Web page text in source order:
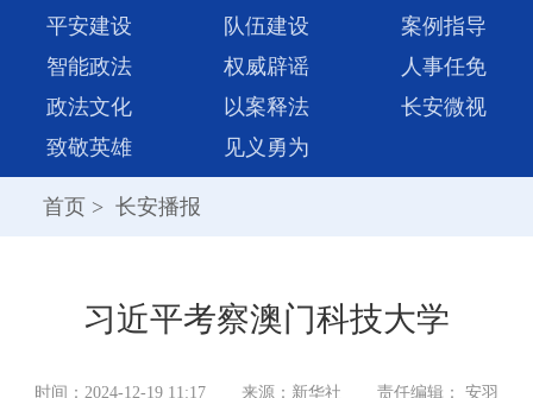
平安建设
队伍建设
案例指导
智能政法
权威辟谣
人事任免
政法文化
以案释法
长安微视
致敬英雄
见义勇为
首页 > 长安播报
习近平考察澳门科技大学
时间：2024-12-19 11:17 来源：新华社 责任编辑： 安羽